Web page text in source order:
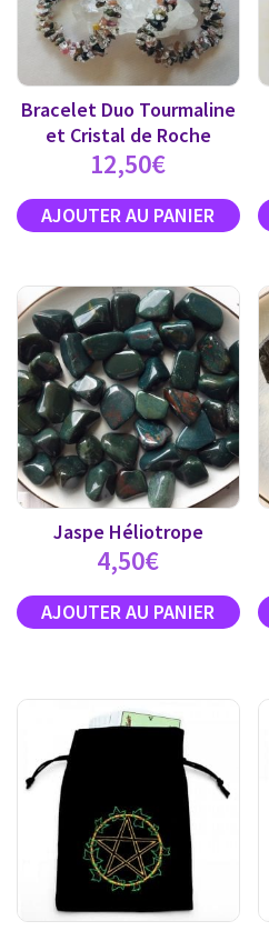
Bracelet Duo Tourmaline
et Cristal de Roche
12,50€
Jaspe Héliotrope
4,50€